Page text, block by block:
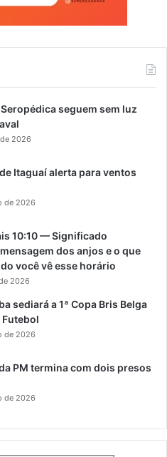
seguem sem luz
2026
Itaguaí alerta para ventos
de 2026
10:10 — Significado
dos anjos e o que
você vê esse horário
2026
sediará a 1ª Copa Bris Belga
Futebol
de 2026
PM termina com dois presos
de 2026